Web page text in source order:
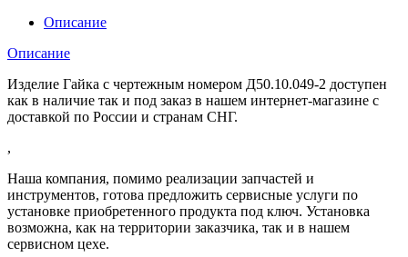
Описание
Описание
Изделие Гайка с чертежным номером Д50.10.049-2 доступен
как в наличие так и под заказ в нашем интернет-магазине с
доставкой по России и странам СНГ.
,
Наша компания, помимо реализации запчастей и
инструментов, готова предложить сервисные услуги по
установке приобретенного продукта под ключ. Установка
возможна, как на территории заказчика, так и в нашем
сервисном цехе.